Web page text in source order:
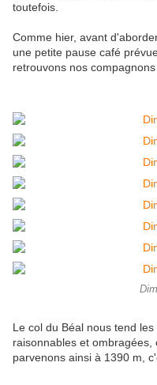
toutefois.
Comme hier, avant
une petite pause café
retrouvons nos
Le col du Béal nous tend
raisonnables et
parvenons ainsi à 1390 m,